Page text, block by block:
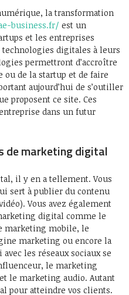
la transformation
business.fr/ est un
et les entreprises
digitales à leurs
permettront d’accroître
ou de la startup et de faire
aujourd’hui de s’outiller
proposent ce site. Ces
dans un futur
de marketing digital
il y en a tellement. Vous
sert à publier du contenu
Vous avez également
digital comme le
marketing mobile, le
marketing ou encore la
les réseaux sociaux se
le marketing
le marketing audio. Autant
pour atteindre vos clients.